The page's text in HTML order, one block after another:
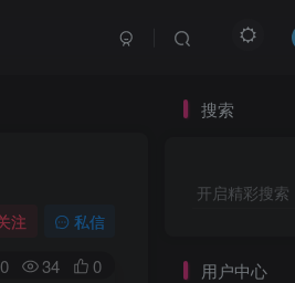
注 私信
0 34 0
搜索
开启精彩搜索
用户中心